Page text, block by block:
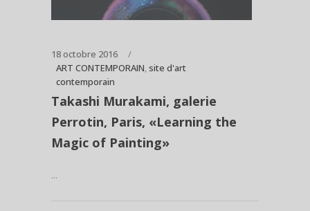
18 octobre 2016
ART CONTEMPORAIN,site d'art
contemporain
Takashi Murakami, galerie
Perrotin, Paris, «Learning the
Magic of Painting»
...